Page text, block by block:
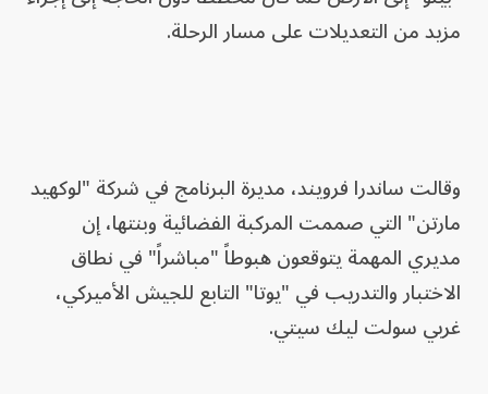
مزيد من التعديلات على مسار الرحلة.
وقالت ساندرا فرويند، مديرة البرنامج في شركة "لوكهيد
مارتن" التي صممت المركبة الفضائية وبنتها، إن
مديري المهمة يتوقعون هبوطاً "مباشراً" في نطاق
الاختبار والتدريب في "يوتا" التابع للجيش الأميركي،
غربي سولت ليك سيتي.